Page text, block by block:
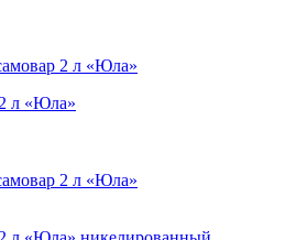
л «Юла»